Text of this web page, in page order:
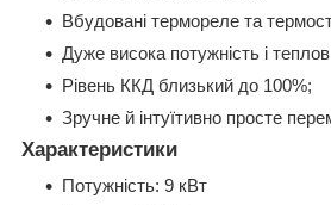
Вбудовані термореле та
Дуже висока потужність і
Рівень ККД близький до 100%;
Зручне й інтуїтивно просте
Характеристики
Потужність: 9 кВт